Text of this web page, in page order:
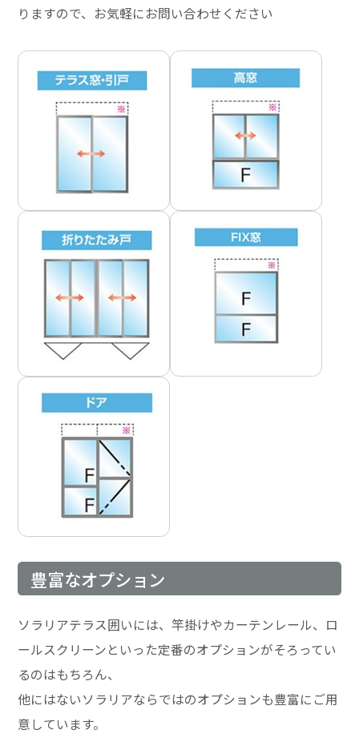
りますので、お気軽にお問い合わせください
豊富なオプション
ソラリアテラス囲いには、竿掛けやカーテンレール、ロ
ールスクリーンといった定番のオプションがそろってい
るのはもちろん、
他にはないソラリアならではのオプションも豊富にご用
意しています。